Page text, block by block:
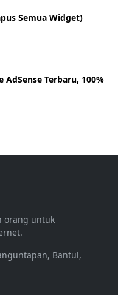
Semua Widget)
AdSense Terbaru, 100%
orang untuk
Bantul,